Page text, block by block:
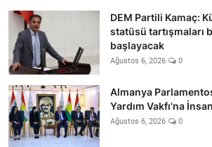
DEM Partili Kamaç:
statüsü tartışmaları
başlayacak
Ağustos 6, 2026 0
Almanya
Yardım Vakfı'na
Ağustos 6, 2026 0